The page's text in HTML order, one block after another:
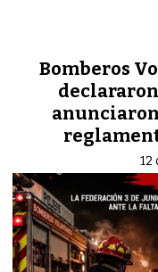
Bomberos
12